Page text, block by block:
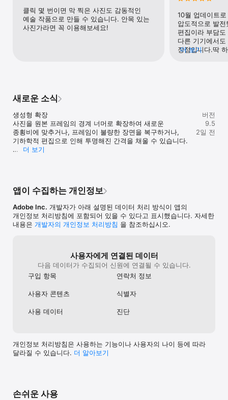
편집하세요. 고유한 사전 설정을 만들거나 클릭 한 번으로 쉽고
빠르게 사진의 외형을 수정할 수 있는 기본 제공 사전 설정을
살펴보세요. 전체 컨트롤을 제공하는 적응형 사전 설정이나 마스킹
옵션으로 이미지의 일부를 선택적으로 조정하세요.
AI 기반 제거 도구를 사용하여 방해 요소와 원치 않는 개체를 쉽게
모바일 장치, 웹 또는 데스크탑 등 어디에서나 전체 해상도 사진을
적용, 편집, 자르기를 적용하세요.
검색이 순식간에 이루어집니다.
이미지를 로컬 또는 클라우드에 저장하세요. 사용자 지정할 수 있는
클라우드 스토리지 양을 통해 시간과 장소 그리고 장치와 관계없이
언제 어디서든 모든 전체 해상도 사진 라이브러리에 액세스할 수
있습니다.
편집 내용을 공유하세요.
전문가가 선사하는 앱 내 영감을 주는 콘텐츠를 살펴보고
구독 조건:
첫 주는 무료입니다. 무료 체험판 사용 기간이 종료되면 매월
서비스를 중지하려면 계정 설정으로 이동하여 청구 기간이 종료되기
최소 24시간 전에 자동 갱신을 해지하세요. 자동 갱신을 해지할 경우
비례 요금은 적용되지 않으며, 해당 청구 기간이 종료할 때까지
서비스가 제공됩니다.
Adobe의 약관 및 개인정보 보호정책에 동의하려면 사용자는 반드시
http://www.adobe.com/go/privacy_policy_linkfree_kr.
멤버십에 가입하는 과정을 통해 무료 Adobe ID를 생성하여
등록해야 합니다. Adobe 온라인 서비스는 인터넷 연결이 필요하며,
일부 국가에서 또는 일부 언어로는 제공되지 않습니다. Adobe
클릭 몇 번이면 막 찍은 사진도 감동적인
예술 작품으로 만들 수 있습니다. 안목 있는
사진가라면 꼭 이용해보세요!
10월 업데이트
압도적으로 발
편집이라 부담
다른 기기에서
장점입니다.딱
더 보기
새로운 소식
생성형 확장
사진을 원본 프레임의 경계 너머로 확장하여 새로운
종횡비에 맞추거나, 프레임이 불량한 장면을 복구하거나,
기하학적 편집으로 인해 투명해진 간격을 채울 수 있습니다.
전환을 부드럽게 하여 거칠고 오려낸 것 같은 모양의
더 보기
버전
9.5
2일 전
앱이 수집하는 개인정보
Adobe Inc. 개발자가 아래 설명된 데이터 처리 방식이 앱의
개인정보 처리방침에 포함되어 있을 수 있다고 표시했습니다. 자세한
내용은 개발자의 개인정보 처리방침 을 참조하십시오.
사용자에게 연결된 데이터
다음 데이터가 수집되어 신원에 연결될 수 있습니다.
구입 항목
연락처 정보
사용자 콘텐츠 식별자
사용 데이터 진단
개인정보 처리방침은 사용하는 기능이나 사용자의 나이 등에 따라
달라질 수 있습니다. 더 알⁠아⁠보⁠기
손쉬운 사용